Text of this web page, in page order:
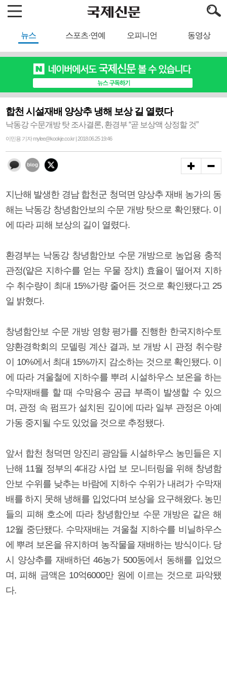
뉴스 스포츠·연예 오피니언 동영상
합천 시설재배 양상추 냉해 보상 길 열렸다
낙동강 수문개방 탓 조사결론, 환경부 “곧 보상액 상정할 것”
이민용 기자 mylee@kookje.co.kr | 2018.06.25 19:46
지난해 발생한 경남 합천군 청덕면 양상추 재배 농가의 동
해는 낙동강 창녕함안보의 수문 개방 탓으로 확인됐다. 이
에 따라 피해 보상의 길이 열렸다.
환경부는 낙동강 창녕함안보 수문 개방으로 농업용 충적
관정(얕은 지하수를 얻는 우물 장치) 효율이 떨어져 지하
수 취수량이 최대 15%가량 줄어든 것으로 확인됐다고 25
일 밝혔다.
창녕함안보 수문 개방 영향 평가를 진행한 한국지하수토
양환경학회의 모델링 계산 결과, 보 개방 시 관정 취수량
이 10%에서 최대 15%까지 감소하는 것으로 확인됐다. 이
에 따라 겨울철에 지하수를 뿌려 시설하우스 보온을 하는
수막재배를 할 때 수막용수 공급 부족이 발생할 수 있으
며, 관정 속 펌프가 설치된 깊이에 따라 일부 관정은 아예
가동 중지될 수도 있었을 것으로 추정됐다.
앞서 합천 청덕면 앙진리 광암들 시설하우스 농민들은 지
난해 11월 정부의 4대강 사업 보 모니터링을 위해 창녕함
안보 수위를 낮추는 바람에 지하수 수위가 내려가 수막재
배를 하지 못해 냉해를 입었다며 보상을 요구해왔다. 농민
들의 피해 호소에 따라 창녕함안보 수문 개방은 같은 해
12월 중단됐다. 수막재배는 겨울철 지하수를 비닐하우스
에 뿌려 보온을 유지하며 농작물을 재배하는 방식이다. 당
시 양상추를 재배하던 46농가 500동에서 동해를 입었으
며, 피해 금액은 10억6000만 원에 이르는 것으로 파악됐
다.